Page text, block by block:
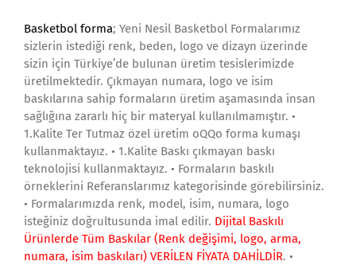
Basketbol forma; Yeni Nesil Basketbol Formalarımız
sizlerin istediği renk, beden, logo ve dizayn üzerinde
sizin için Türkiye’de bulunan üretim tesislerimizde
üretilmektedir. Çıkmayan numara, logo ve isim
baskılarına sahip formaların üretim aşamasında insan
sağlığına zararlı hiç bir materyal kullanılmamıştır. •
1.Kalite Ter Tutmaz özel üretim oQQo forma kumaşı
kullanmaktayız. • 1.Kalite Baskı çıkmayan baskı
teknolojisi kullanmaktayız. • Formaların baskılı
örneklerini Referanslarımız kategorisinde görebilirsiniz.
• Formalarımızda renk, model, isim, numara, logo
isteğiniz doğrultusunda imal edilir. Dijital Baskılı
Ürünlerde Tüm Baskılar (Renk değişimi, logo, arma,
numara, isim baskıları) VERİLEN FİYATA DAHİLDİR. •